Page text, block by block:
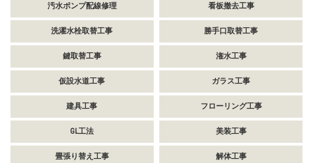
汚水ポンプ配線修理 看板撤去工事
洗濯水栓取替工事 勝手口取替工事
鍵取替工事 潅水工事
仮設水道工事 ガラス工事
建具工事 フローリング工事
GL工法 美装工事
畳張り替え工事 解体工事